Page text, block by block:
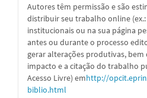
Autores têm permissão e são
distribuir seu trabalho online
institucionais ou na sua página
antes ou durante o processo
gerar alterações produtivas,
impacto e a citação do trabalho
Acesso Livre) emhttp://
biblio.html